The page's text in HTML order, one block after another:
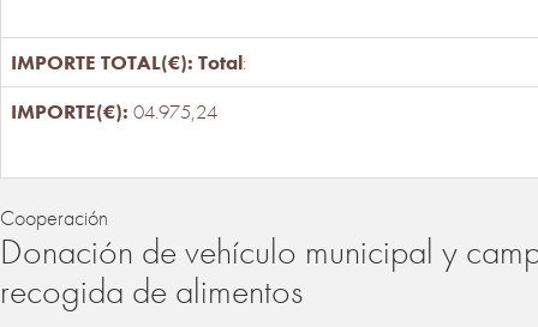
Total:
04.975,24
Cooperación
Donación de vehículo municipal y
recogida de alimentos